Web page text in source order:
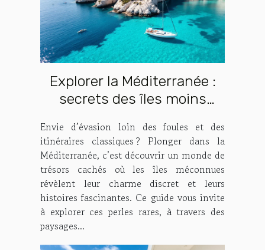
Explorer la Méditerranée :
secrets des îles moins
Envie d’évasion loin des foules et des
itinéraires classiques ? Plonger dans la
Méditerranée, c’est découvrir un monde de
trésors cachés où les îles méconnues
révèlent leur charme discret et leurs
histoires fascinantes. Ce guide vous invite
à explorer ces perles rares, à travers des
paysages...